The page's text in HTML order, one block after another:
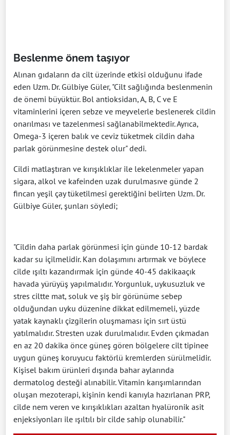
Beslenme önem taşıyor
Alınan gıdaların da cilt üzerinde etkisi olduğunu ifade
eden Uzm. Dr. Gülbiye Güler, "Cilt sağlığında beslenmenin
de önemi büyüktür. Bol antioksidan, A, B, C ve E
vitaminlerini içeren sebze ve meyvelerle beslenerek cildin
onarılması ve tazelenmesi sağlanabilmektedir. Ayrıca,
Omega-3 içeren balık ve ceviz tüketmek cildin daha
parlak görünmesine destek olur" dedi.
Cildi matlaştıran ve kırışıklıklar ile lekelenmeler yapan
sigara, alkol ve kafeinden uzak durulmasıve günde 2
fincan yeşil çay tüketilmesi gerektiğini belirten Uzm. Dr.
Gülbiye Güler, şunları söyledi;
"Cildin daha parlak görünmesi için günde 10-12 bardak
kadar su içilmelidir. Kan dolaşımını artırmak ve böylece
cilde ışıltı kazandırmak için günde 40-45 dakikaaçık
havada yürüyüş yapılmalıdır. Yorgunluk, uykusuzluk ve
stres ciltte mat, soluk ve şiş bir görünüme sebep
olduğundan uyku düzenine dikkat edilmemeli, yüzde
yatak kaynaklı çizgilerin oluşmaması için sırt üstü
yatılmalıdır. Stresten uzak durulmalıdır. Evden çıkmadan
en az 20 dakika önce güneş gören bölgelere cilt tipinee
uygun güneş koruyucu faktörlü kremlerden sürülmelidir.
Kişisel bakım ürünleri dışında bahar aylarında
dermatolog desteği alınabilir. Vitamin karışımlarından
oluşan mezoterapi, kişinin kendi kanıyla hazırlanan PRP,
cilde nem veren ve kırışıklıkları azaltan hyalüronik asit
enjeksiyonları ile ışıltılı bir cilde sahip olunabilir."